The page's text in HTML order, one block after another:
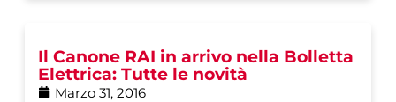
Il Canone RAI in arrivo nella Bolletta
Elettrica: Tutte le novità
Marzo 31, 2016